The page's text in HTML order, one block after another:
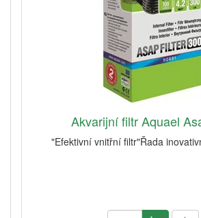
Akvarijní filtr Aquael
"Efektivní vnitřní filtr"Řada